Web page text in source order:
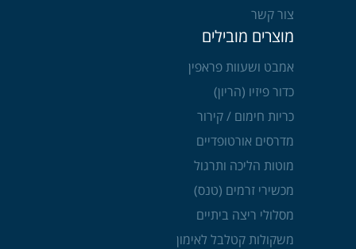
צור קשר
מוצרים מובילים
אמבט ושעוות פראפין
כדור פיזיו (הריון)
כריות חימום / קירור
מדרסים אורטופדיים
מוטות הליכה ותרגול
מכשירי זרמים (טנס)
מסלולי ריצה ביתיים
משקולות קטלבל לאימון